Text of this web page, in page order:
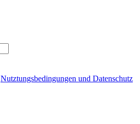
Nutztungsbedingungen und Datenschutz